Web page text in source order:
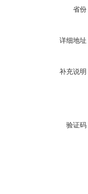
省份
详细地址
补充说明
验证码